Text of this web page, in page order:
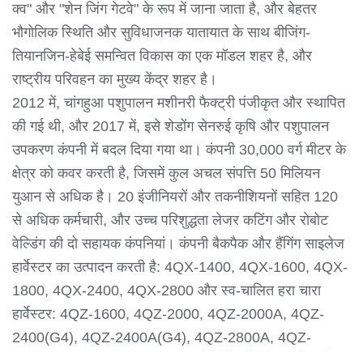
क्व" और "शेन जिंग गेटवे" के रूप में जाना जाता है, और बेहतर
भौगोलिक स्थिति और सुविधाजनक यातायात के साथ बीजिंग-
तियानजिन-हेबेई समन्वित विकास का एक मॉडल शहर है, और
राष्ट्रीय परिवहन का मुख्य केंद्र शहर है।
2012 में, चांगहुआ पशुपालन मशीनरी फैक्ट्री पंजीकृत और स्थापित
की गई थी, और 2017 में, इसे शेडोंग सेनरुई कृषि और पशुपालन
उपकरण कंपनी में बदल दिया गया था। कंपनी 30,000 वर्ग मीटर के
क्षेत्र को कवर करती है, जिसमें कुल अचल संपत्ति 50 मिलियन
युआन से अधिक है। 20 इंजीनियरों और तकनीशियनों सहित 120
से अधिक कर्मचारी, और उच्च परिशुद्धता लेजर कटिंग और रोबोट
वेल्डिंग की दो सहायक कंपनियां। कंपनी बैकपैक और हैंगिंग साइलेज
हार्वेस्टर का उत्पादन करती है: 4QX-1400, 4QX-1600, 4QX-
1800, 4QX-2400, 4QX-2800 और स्व-चालित हरा चारा
हार्वेस्टर: 4QZ-1600, 4QZ-2000, 4QZ-2000A, 4QZ-
2400(G4), 4QZ-2400A(G4), 4QZ-2800A, 4QZ-